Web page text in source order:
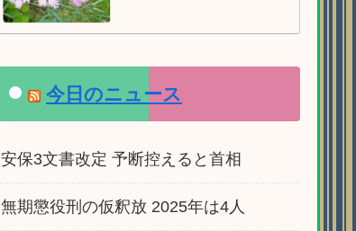
今日のニュース
安保3文書改定 予断控えると首相
無期懲役刑の仮釈放 2025年は4人